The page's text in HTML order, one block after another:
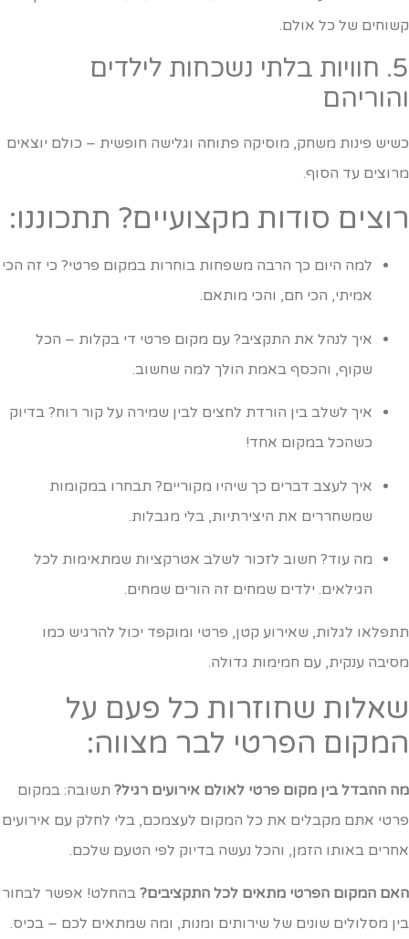
של כל אולם.
5. חוויות בלתי נשכחות לילדים
פינות משחק, מוסיקה פתוחה וגלישה חופשית – כולם יוצאים
עד הסוף.
סודות מקצועיים? תתכוננו:
למה היום כך הרבה משפחות בוחרות במקום פרטי? כי זה הכי
אמיתי, הכי חם, והכי מותאם.
איך לנהל את התקציב? עם מקום פרטי די בקלות – הכל
שקוף, והכסף באמת הולך למה שחשוב.
איך לשלב בין הורדת לחצים לבין שמירה על קור רוח? בדיוק
כשהכל במקום אחד!
איך לעצב דברים כך שיהיו מקוריים? תבחרו במקומות
שמשחררים את היצירתיות, בלי מגבלות.
מה עוד? חשוב לזכור לשלב אטרקציות שמתאימות לכל
הגילאים. ילדים שמחים זה הורים שמחים.
לגלות, שאירוע קטן, פרטי ומוקפד יכול להרגיש כמו
ענקית, עם חמימות גדולה.
שחוזרות כל פעם על
הפרטי לבר מצווה:
ההבדל בין מקום פרטי לאולם אירועים רגיל?תשובה: במקום
אתם מקבלים את כל המקום לעצמכם, בלי לחלק עם אירועים
באותו הזמן, והכל נעשה בדיוק לפי הטעם שלכם.
המקום הפרטי מתאים לכל התקציבים?בהחלט! אפשר לבחור
מסלולים שונים של שירותים ומנות, ומה שמתאים לכם – בכיס.